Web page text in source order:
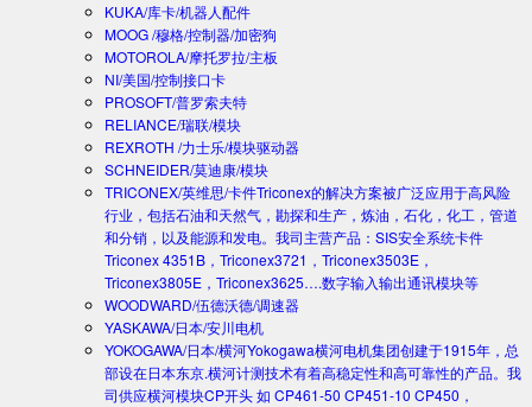
KUKA/库卡/机器人配件
MOOG /穆格/控制器/加密狗
MOTOROLA/摩托罗拉/主板
NI/美国/控制接口卡
PROSOFT/普罗索夫特
RELIANCE/瑞联/模块
REXROTH /力士乐/模块驱动器
SCHNEIDER/莫迪康/模块
TRICONEX/英维思/卡件Triconex的解决方案被广泛应用于高风险
行业，包括石油和天然气，勘探和生产，炼油，石化，化工，管道
和分销，以及能源和发电。我司主营产品：SIS安全系统卡件
Triconex 4351B，Triconex3721，Triconex3503E，
Triconex3805E，Triconex3625….数字输入输出通讯模块等
WOODWARD/伍德沃德/调速器
YASKAWA/日本/安川电机
YOKOGAWA/日本/横河Yokogawa横河电机集团创建于1915年，总
部设在日本东京.横河计测技术有着高稳定性和高可靠性的产品。我
司供应横河模块CP开头 如 CP461-50 CP451-10 CP450，